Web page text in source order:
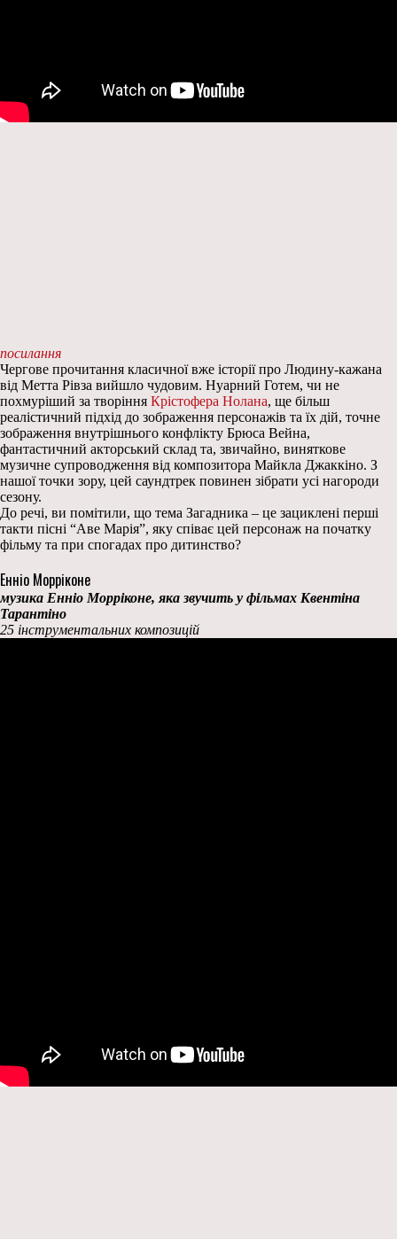
посилання
Чергове прочитання класичної вже історії про Людину-кажана
від Метта Рівза вийшло чудовим. Нуарний Готем, чи не
похмуріший за творіння Крістофера Нолана, ще більш
реалістичний підхід до зображення персонажів та їх дій, точне
зображення внутрішнього конфлікту Брюса Вейна,
фантастичний акторський склад та, звичайно, виняткове
музичне супроводження від композитора Майкла Джаккіно. З
нашої точки зору, цей саундтрек повинен зібрати усі нагороди
сезону.
До речі, ви помітили, що тема Загадника – це зациклені перші
такти пісні “Аве Марія”, яку співає цей персонаж на початку
фільму та при спогадах про дитинство?
Енніо Морріконе
музика Енніо Морріконе, яка звучить у фільмах Квентіна
Тарантіно
25 інструментальних композицій